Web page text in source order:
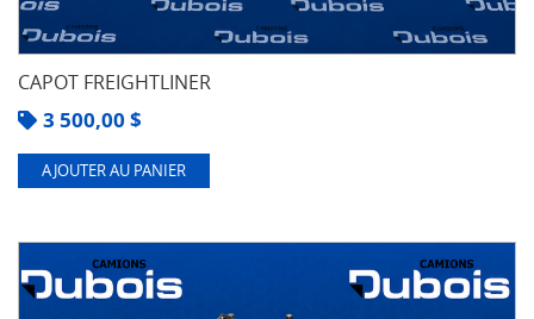
CAPOT FREIGHTLINER
3 500,00 $
AJOUTER AU PANIER